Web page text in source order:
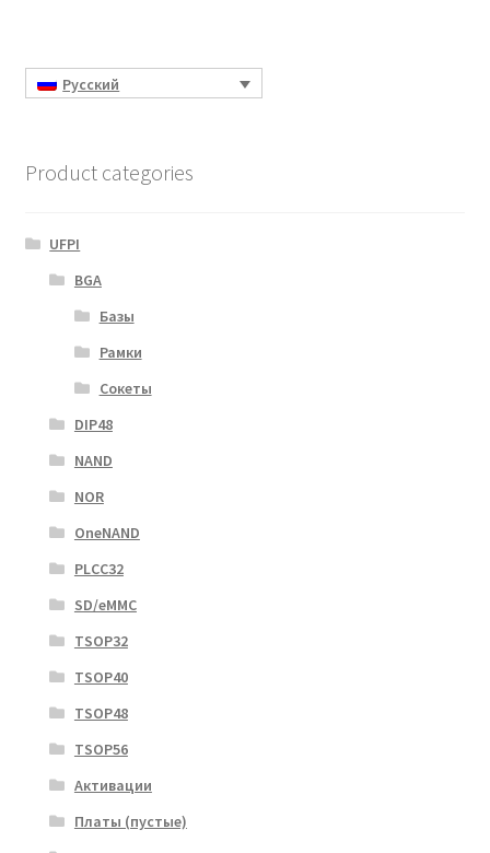
Русский
Product categories
UFPI
BGA
Базы
Рамки
Сокеты
DIP48
NAND
NOR
OneNAND
PLCC32
SD/eMMC
TSOP32
TSOP40
TSOP48
TSOP56
Активации
Платы (пустые)